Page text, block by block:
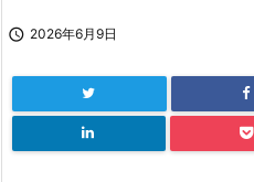
終わる
三大アイドルアニメ、決まる
 2026年6月9日